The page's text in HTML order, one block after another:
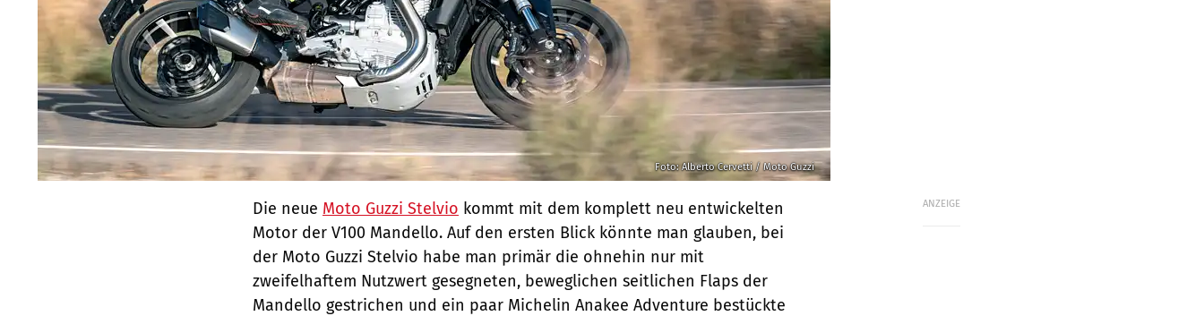
Foto: Alberto Cervetti / Moto Guzzi
ANZEIGE
Die neue Moto Guzzi Stelvio kommt mit dem komplett neu entwickelten
Motor der V100 Mandello. Auf den ersten Blick könnte man glauben, bei
der Moto Guzzi Stelvio habe man primär die ohnehin nur mit
zweifelhaftem Nutzwert gesegneten, beweglichen seitlichen Flaps der
Mandello gestrichen und ein paar Michelin Anakee Adventure bestückte